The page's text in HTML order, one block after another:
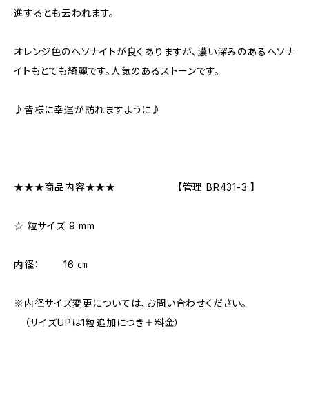
進するとも云われます。
オレンジ色のヘソナイトが良くありますが、濃い深みのあるヘソナ
イトもとても綺麗です。人気のあるストーンです。
♪皆様に幸運が訪れますように♪
★★★商品内容★★★ 【管理 BR431-3 】
☆ 粒サイズ 9 mm
内径： 16 ㎝
※内径サイズ変更については、お問い合わせください。
（サイズUPは1粒追加につき＋料金）